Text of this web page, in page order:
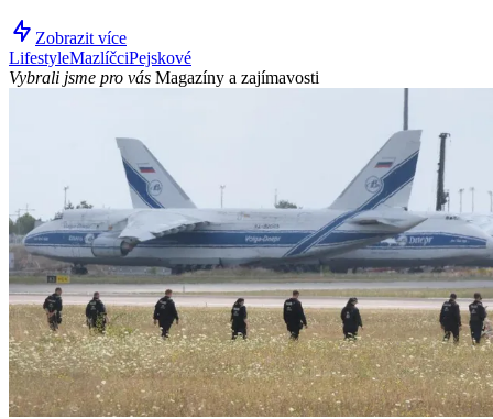
Zobrazit více
LifestyleMazlíčciPejskové
Vybrali jsme pro vás Magazíny a zajímavosti